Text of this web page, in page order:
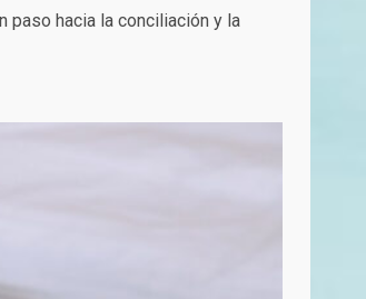
paso hacia la conciliación y la